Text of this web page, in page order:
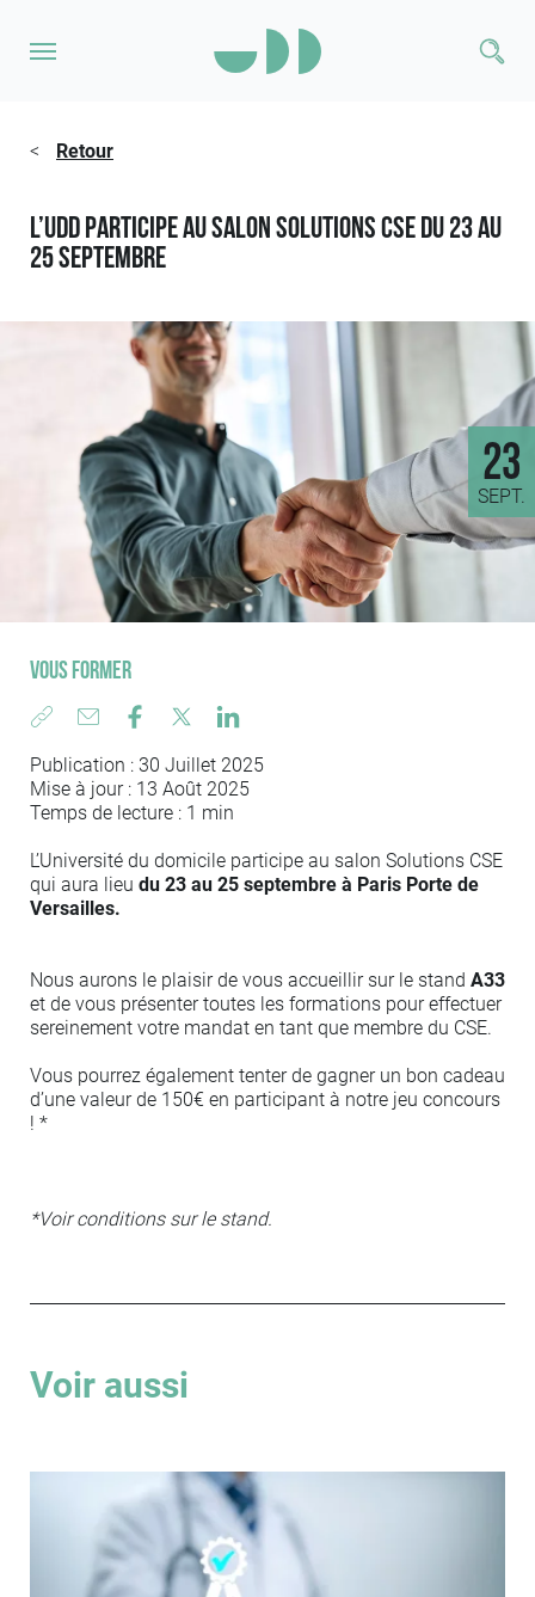
< Retour
L’UDD participe au salon Solutions CSE du 23 au
25 septembre
23
SEPT.
Vous former
Publication : 30 Juillet 2025
Mise à jour : 13 Août 2025
Temps de lecture : 1 min
L’Université du domicile participe au salon Solutions CSE
qui aura lieu du 23 au 25 septembre à Paris Porte de
Versailles.
Nous aurons le plaisir de vous accueillir sur le stand A33
et de vous présenter toutes les formations pour effectuer
sereinement votre mandat en tant que membre du CSE.
Vous pourrez également tenter de gagner un bon cadeau
d’une valeur de 150€ en participant à notre jeu concours
! *
*Voir conditions sur le stand.
Voir aussi